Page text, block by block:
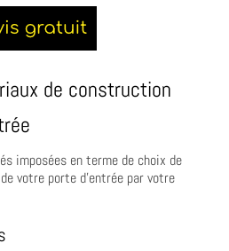
de construction
imposées en terme de choix de
votre porte d’entrée par votre